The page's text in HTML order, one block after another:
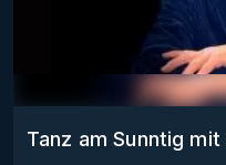
Tanz am Sunntig mit